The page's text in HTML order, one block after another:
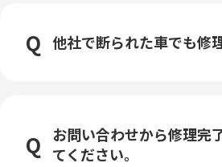
他社で断られた車でも修
お問い合わせから修理完
てください。